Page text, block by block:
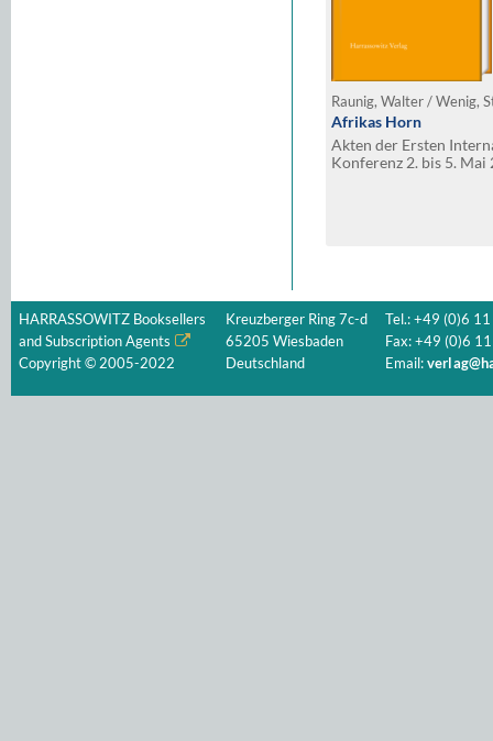
Raunig, Walter / Wenig,
Afrikas Horn
Akten der Ersten
Konferenz 2. bis 5.
HARRASSOWITZ Booksellers
and Subscription Agents
Copyright © 2005-2022
Kreuzberger Ring 7c-d
65205 Wiesbaden
Deutschland
Tel.: +49 (0)6
Fax: +49 (0)6
Email: